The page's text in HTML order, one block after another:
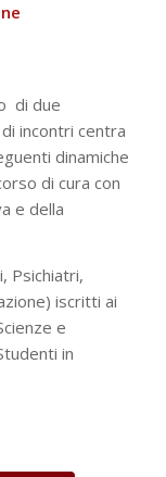
di due
incontri centra
dinamiche
di cura con
e della
Psichiatri,
iscritti ai
e
in